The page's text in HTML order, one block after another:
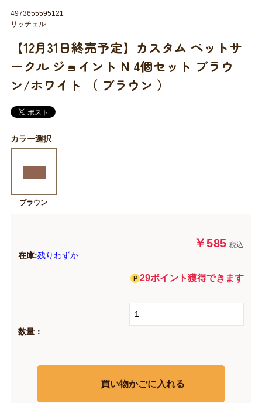
【12月31日終売予定】カスタム ペットサ
ークル ジョイント N 4個セット ブラウ
ン/ホワイト （ ブラウン ）
￥585 税込
在庫:残りわずか
29ポイント獲得できます
数量：
買い物かごに入れる
4973655595121
リッチェル
カラー選択
ブラウン